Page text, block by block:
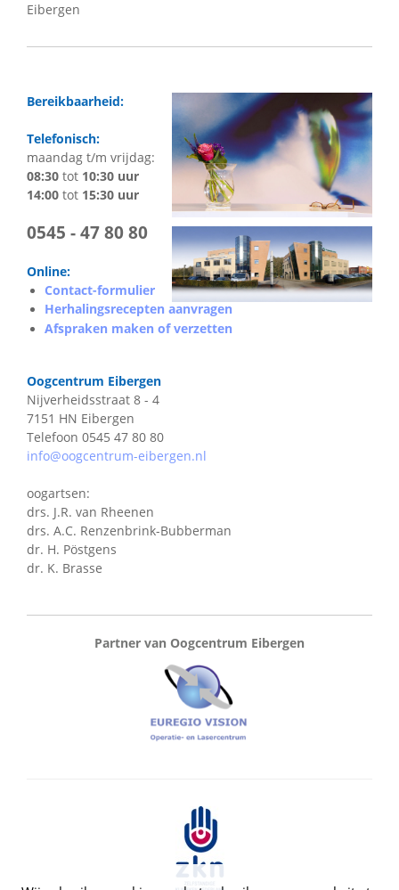
Eibergen
Bereikbaarheid:
Telefonisch:
maandag t/m vrijdag:
08:30 tot 10:30 uur
14:00 tot 15:30 uur
0545 - 47 80 80
Online:
Contact-formulier
Herhalingsrecepten aanvragen
Afspraken maken of verzetten
Oogcentrum Eibergen
Nijverheidsstraat 8 - 4
7151 HN Eibergen
Telefoon 0545 47 80 80
info@oogcentrum-eibergen.nl
oogartsen:
drs. J.R. van Rheenen
drs. A.C. Renzenbrink-Bubberman
dr. H. Pöstgens
dr. K. Brasse
Partner van Oogcentrum Eibergen